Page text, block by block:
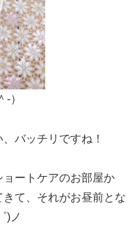
）
バッチリですね！
ートケアのお部屋か
て、それがお昼前とな
)ノ